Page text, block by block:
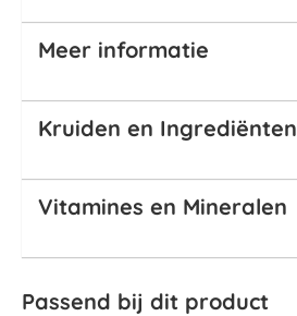
Meer informatie
Kruiden en Ingrediënten
Vitamines en Mineralen
Passend bij dit product